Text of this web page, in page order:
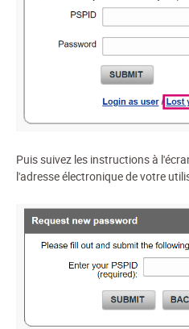
Puis suivez les instructions à
l'adresse électronique de votre